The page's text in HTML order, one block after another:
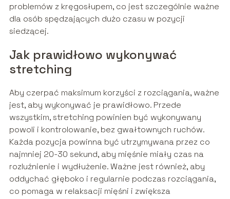
problemów z kręgosłupem, co jest szczególnie ważne
dla osób spędzających dużo czasu w pozycji
siedzącej.
Jak prawidłowo wykonywać
stretching
Aby czerpać maksimum korzyści z rozciągania, ważne
jest, aby wykonywać je prawidłowo. Przede
wszystkim, stretching powinien być wykonywany
powoli i kontrolowanie, bez gwałtownych ruchów.
Każda pozycja powinna być utrzymywana przez co
najmniej 20-30 sekund, aby mięśnie miały czas na
rozluźnienie i wydłużenie. Ważne jest również, aby
oddychać głęboko i regularnie podczas rozciągania,
co pomaga w relaksacji mięśni i zwiększa